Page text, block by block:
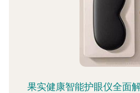
果实健康智能护眼仪全面